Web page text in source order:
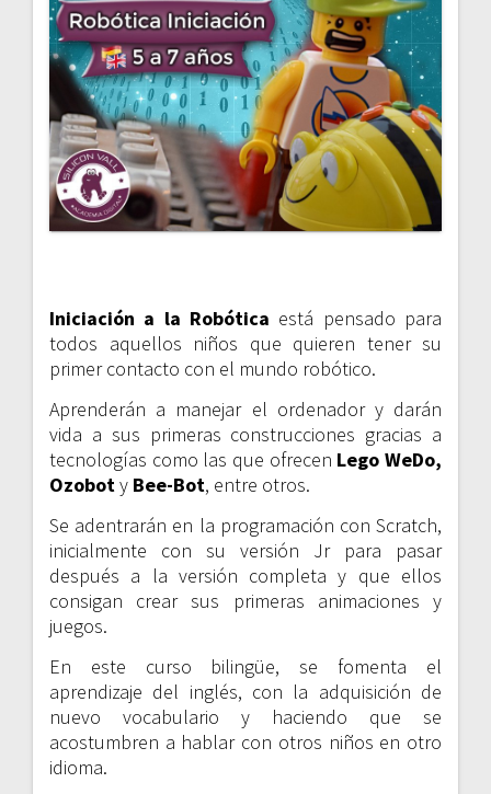
Iniciación a la Robótica está pensado para
todos aquellos niños que quieren tener su
primer contacto con el mundo robótico.
Aprenderán a manejar el ordenador y darán
vida a sus primeras construcciones gracias a
tecnologías como las que ofrecen Lego WeDo,
Ozoboty Bee-Bot, entre otros.
Se adentrarán en la programación con Scratch,
inicialmente con su versión Jr para pasar
después a la versión completa y que ellos
consigan crear sus primeras animaciones y
juegos.
En este curso bilingüe, se fomenta el
aprendizaje del inglés, con la adquisición de
nuevo vocabulario y haciendo que se
acostumbren a hablar con otros niños en otro
idioma.
de
entradas